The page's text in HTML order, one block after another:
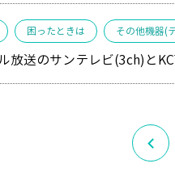
困ったときは その他機器(
放送のサンテレビ(3ch)と